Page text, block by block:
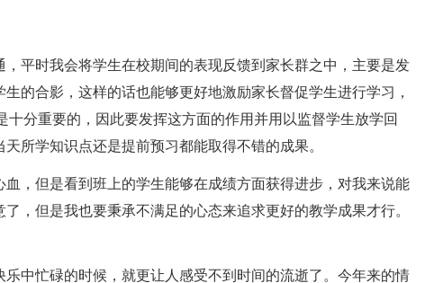
平时我会将学生在校期间的表现反馈到家长群之中，主要是发
的合影，这样的话也能够更好地激励家长督促学生进行学习，
分重要的，因此要发挥这方面的作用并用以监督学生放学回
所学知识点还是提前预习都能取得不错的成果。
，但是看到班上的学生能够在成绩方面获得进步，对我来说能
，但是我也要秉承不满足的心态来追求更好的教学成果才行。
中忙碌的时候，就更让人感受不到时间的流逝了。今年来的情